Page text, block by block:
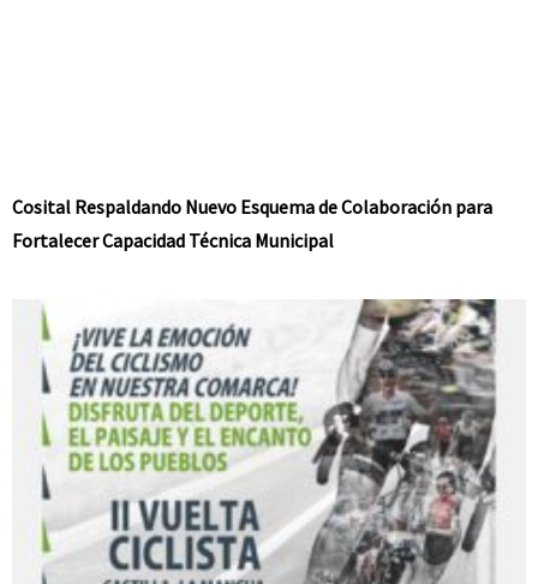
Cosital Respaldando Nuevo Esquema de Colaboración para
Fortalecer Capacidad Técnica Municipal